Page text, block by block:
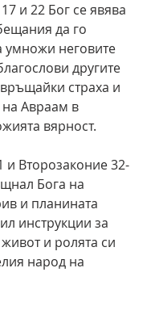
и 22 Бог се явява
да го
умножи неговите
другите
страха и
на Авраам в
вярност.
и Второзаконие 32-
Богa на
и планината
инструкции за
и ролята си
народ на